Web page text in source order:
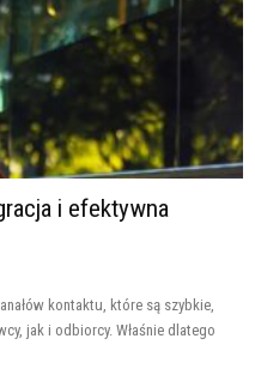
i efektywna
kontaktu, które są szybkie,
jak i odbiorcy. Właśnie dlatego